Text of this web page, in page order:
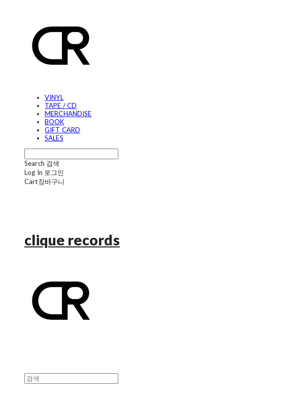
VINYL
TAPE / CD
MERCHANDISE
BOOK
GIFT CARD
SALES
Search 검색
Log In 로그인
Cart장바구니
clique records